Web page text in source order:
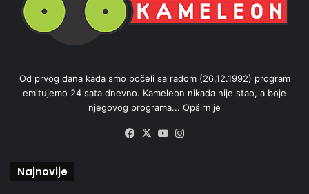
Od prvog dana kada smo počeli sa radom (26.12.1992) program
emitujemo 24 sata dnevno. Kameleon nikada nije stao, a boje
njegovog programa... Opširnije
Facebook
X YouTube
Najnovije